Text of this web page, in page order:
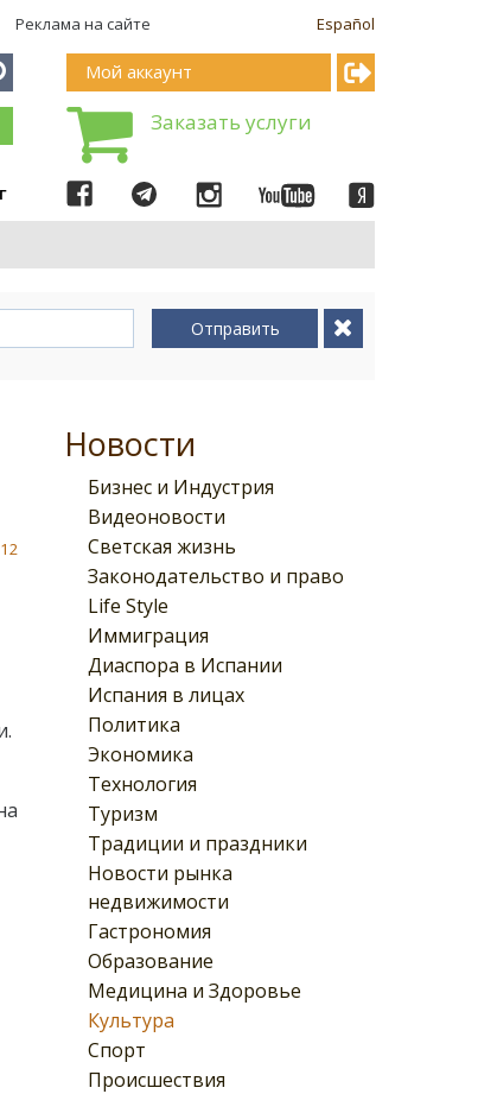
Español
Реклама на сайте
Мой аккаунт
Заказать услуги
Отправить
Новости
Бизнес и Индустрия
Видеоновости
Светская жизнь
Законодательство и право
Life Style
Иммиграция
Диаспора в Испании
Испания в лицах
Политика
Экономика
Технология
Туризм
Традиции и праздники
Новости рынка
недвижимости
Гастрономия
Образование
Медицина и Здоровье
Культура
Спорт
Происшествия